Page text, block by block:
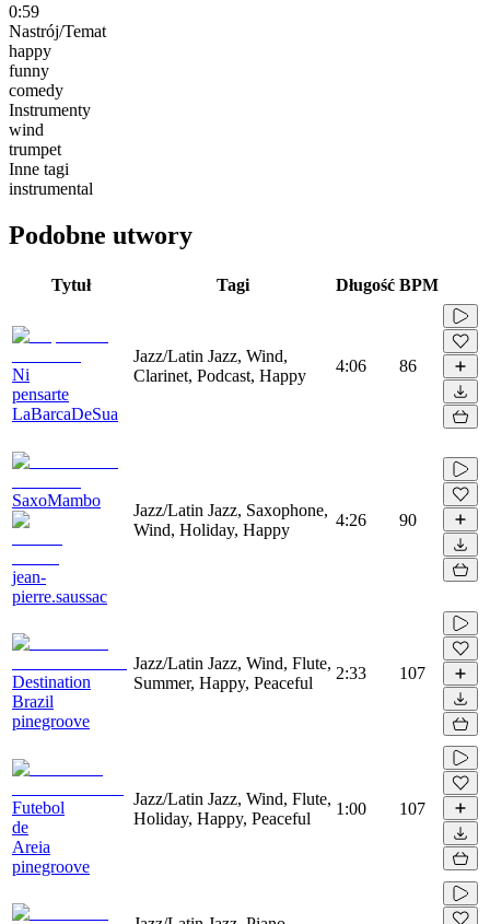
0:59
Nastrój/Temat
happy
funny
comedy
Instrumenty
wind
trumpet
Inne tagi
instrumental
Podobne utwory
Tytuł Tagi Długość BPM
Ni
pensarte
LaBarcaDeSua
Jazz/Latin Jazz, Wind,
Clarinet, Podcast, Happy
4:06 86
SaxoMambo
jean-
pierre.saussac
Jazz/Latin Jazz, Saxophone,
Wind, Holiday, Happy
4:26 90
Destination
Brazil
pinegroove
Jazz/Latin Jazz, Wind, Flute,
Summer, Happy, Peaceful
2:33 107
Futebol
de
Areia
pinegroove
Jazz/Latin Jazz, Wind, Flute,
Holiday, Happy, Peaceful
1:00 107